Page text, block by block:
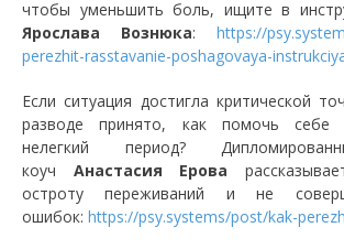
чтобы уменьшить боль, ищите в
Ярослава Вознюка: https://
perezhit-rasstavanie-poshagovaya-
Если ситуация достигла критической
разводе принято, как помочь себе
нелегкий период?
коуч Анастасия Ерова
остроту переживаний и не
ошибок: https://psy.systems/post/kak-